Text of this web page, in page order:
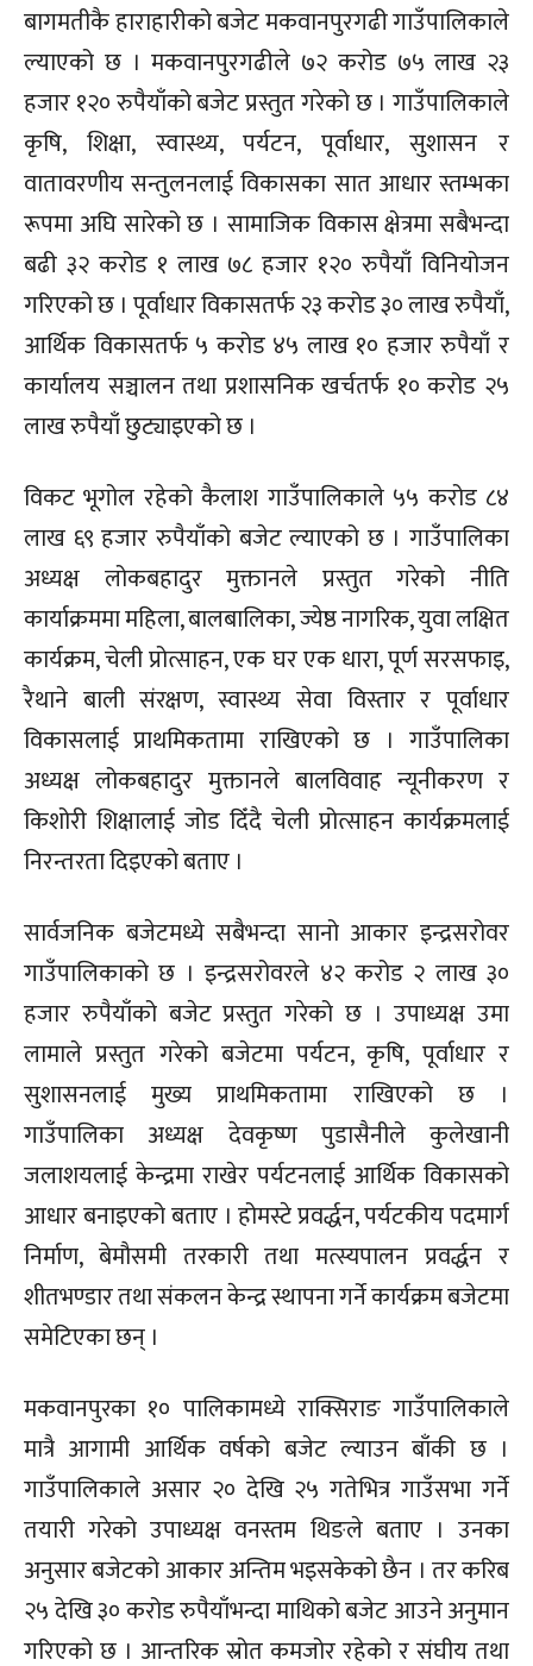
बागमतीकै हाराहारीको बजेट मकवानपुरगढी गाउँपालिकाले
ल्याएको छ । मकवानपुरगढीले ७२ करोड ७५ लाख २३
हजार १२० रुपैयाँको बजेट प्रस्तुत गरेको छ । गाउँपालिकाले
कृषि, शिक्षा, स्वास्थ्य, पर्यटन, पूर्वाधार, सुशासन र
वातावरणीय सन्तुलनलाई विकासका सात आधार स्तम्भका
रूपमा अघि सारेको छ । सामाजिक विकास क्षेत्रमा सबैभन्दा
बढी ३२ करोड १ लाख ७८ हजार १२० रुपैयाँ विनियोजन
गरिएको छ । पूर्वाधार विकासतर्फ २३ करोड ३० लाख रुपैयाँ,
आर्थिक विकासतर्फ ५ करोड ४५ लाख १० हजार रुपैयाँ र
कार्यालय सञ्चालन तथा प्रशासनिक खर्चतर्फ १० करोड २५
लाख रुपैयाँ छुट्याइएको छ ।
विकट भूगोल रहेको कैलाश गाउँपालिकाले ५५ करोड ८४
लाख ६९ हजार रुपैयाँको बजेट ल्याएको छ । गाउँपालिका
अध्यक्ष लोकबहादुर मुक्तानले प्रस्तुत गरेको नीति
कार्याक्रममा महिला, बालबालिका, ज्येष्ठ नागरिक, युवा लक्षित
कार्यक्रम, चेली प्रोत्साहन, एक घर एक धारा, पूर्ण सरसफाइ,
रैथाने बाली संरक्षण, स्वास्थ्य सेवा विस्तार र पूर्वाधार
विकासलाई प्राथमिकतामा राखिएको छ । गाउँपालिका
अध्यक्ष लोकबहादुर मुक्तानले बालविवाह न्यूनीकरण र
किशोरी शिक्षालाई जोड दिँदै चेली प्रोत्साहन कार्यक्रमलाई
निरन्तरता दिइएको बताए ।
सार्वजनिक बजेटमध्ये सबैभन्दा सानो आकार इन्द्रसरोवर
गाउँपालिकाको छ । इन्द्रसरोवरले ४२ करोड २ लाख ३०
हजार रुपैयाँको बजेट प्रस्तुत गरेको छ । उपाध्यक्ष उमा
लामाले प्रस्तुत गरेको बजेटमा पर्यटन, कृषि, पूर्वाधार र
सुशासनलाई मुख्य प्राथमिकतामा राखिएको छ ।
गाउँपालिका अध्यक्ष देवकृष्ण पुडासैनीले कुलेखानी
जलाशयलाई केन्द्रमा राखेर पर्यटनलाई आर्थिक विकासको
आधार बनाइएको बताए । होमस्टे प्रवर्द्धन, पर्यटकीय पदमार्ग
निर्माण, बेमौसमी तरकारी तथा मत्स्यपालन प्रवर्द्धन र
शीतभण्डार तथा संकलन केन्द्र स्थापना गर्ने कार्यक्रम बजेटमा
समेटिएका छन् ।
मकवानपुरका १० पालिकामध्ये राक्सिराङ गाउँपालिकाले
मात्रै आगामी आर्थिक वर्षको बजेट ल्याउन बाँकी छ ।
गाउँपालिकाले असार २० देखि २५ गतेभित्र गाउँसभा गर्ने
तयारी गरेको उपाध्यक्ष वनस्तम थिङले बताए । उनका
अनुसार बजेटको आकार अन्तिम भइसकेको छैन । तर करिब
२५ देखि ३० करोड रुपैयाँभन्दा माथिको बजेट आउने अनुमान
गरिएको छ । आन्तरिक स्रोत कमजोर रहेको र संघीय तथा